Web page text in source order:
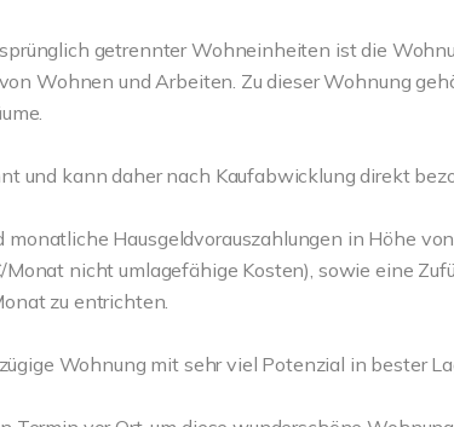
getrennter Wohneinheiten ist die
Wohnen und Arbeiten. Zu dieser Wohnung
und kann daher nach Kaufabwicklung direkt
Hausgeldvorauszahlungen in Höhe
nicht umlagefähige Kosten), sowie eine
zu entrichten.
Wohnung mit sehr viel Potenzial in bester